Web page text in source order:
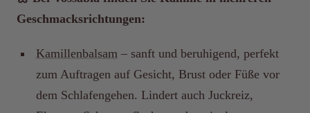
Geschmacksrichtungen:
Kamillenbalsam– sanft und beruhigend, perfekt
zum Auftragen auf Gesicht, Brust oder Füße vor
dem Schlafengehen. Lindert auch Juckreiz,